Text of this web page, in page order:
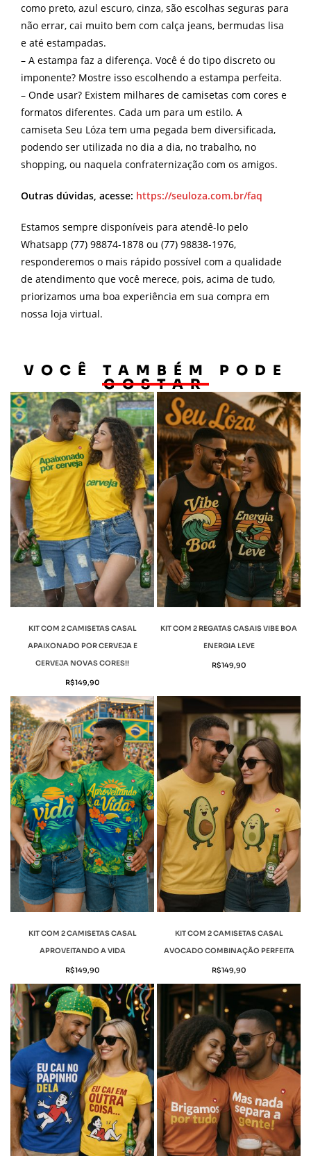
como preto, azul escuro, cinza, são escolhas seguras para
não errar, cai muito bem com calça jeans, bermudas lisa
e até estampadas.
– A estampa faz a diferença. Você é do tipo discreto ou
imponente? Mostre isso escolhendo a estampa perfeita.
– Onde usar? Existem milhares de camisetas com cores e
formatos diferentes. Cada um para um estilo. A
camiseta Seu Lóza tem uma pegada bem diversificada,
podendo ser utilizada no dia a dia, no trabalho, no
shopping, ou naquela confraternização com os amigos.
Outras dúvidas, acesse: https://seuloza.com.br/faq
Estamos sempre disponíveis para atendê-lo pelo
Whatsapp (77) 98874-1878 ou (77) 98838-1976,
responderemos o mais rápido possível com a qualidade
de atendimento que você merece, pois, acima de tudo,
priorizamos uma boa experiência em sua compra em
nossa loja virtual.
VOCÊ TAMBÉM PODE
GOSTAR
KIT COM 2 CAMISETAS CASAL
APAIXONADO POR CERVEJA E
CERVEJA NOVAS CORES!!
R$149,90
KIT COM 2 REGATAS CASAIS VIBE BOA
ENERGIA LEVE
R$149,90
KIT COM 2 CAMISETAS CASAL
APROVEITANDO A VIDA
R$149,90
KIT COM 2 CAMISETAS CASAL
AVOCADO COMBINAÇÃO PERFEITA
R$149,90